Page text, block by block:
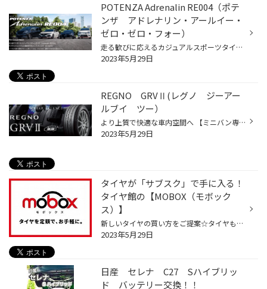
POTENZA Adrenalin RE004（ポテ
ンザ アドレナリン・アールイー・
ゼロ・ゼロ・フォー）
走る歓びに応えるカジュアルスポーツタイヤ「Adrenalin RE004」 POTENZAならではの操縦安定性とレスポンスで、 走りなれたいつもの道の運転がきっと楽しくなる。 クルマが、運転が大好きなあなたへ。 ①高次元のドライハンドリング性能を発揮 ②雨の日でもドライビングを堪能できるウェット性能 ③環境...
2023年5月29日
REGNO GRVⅡ(レグノ ジーアー
ルブイ ツー）
より上質で快適な車内空間へ 【ミニバン専用】 音楽や会話が穏やかに満ちてくる、静かで快適な乗り心地。 ミニバンは心やすまるリビング空間に近づいてくる。 ①広い車内空間での高い静粛性を実現 ②ミニバン特有のふらつきを高次元で低減 ③高次元の低燃費性能とウェット性能を両立 詳しくはHPをご覧...
2023年5月29日
タイヤが「サブスク」で手に入る！
タイヤ館の【MOBOX（モボック
ス）】
新しいタイヤの買い方をご提案☆タイヤもサブスクで買う時代です！ 『性能の高いタイヤを装着したい‼‼でも価格が高い・・・。』 『タイヤ購入もサブスクがあればいいな・・・』と思っているお客様！！ 実はタイヤの購入も月額定額払いがあるんです★(Mobox→詳しくはこちらから♪) 【目次】 ・ MOBOXに...
2023年5月29日
日産 セレナ C27 Sハイブリッ
ド バッテリー交換！！